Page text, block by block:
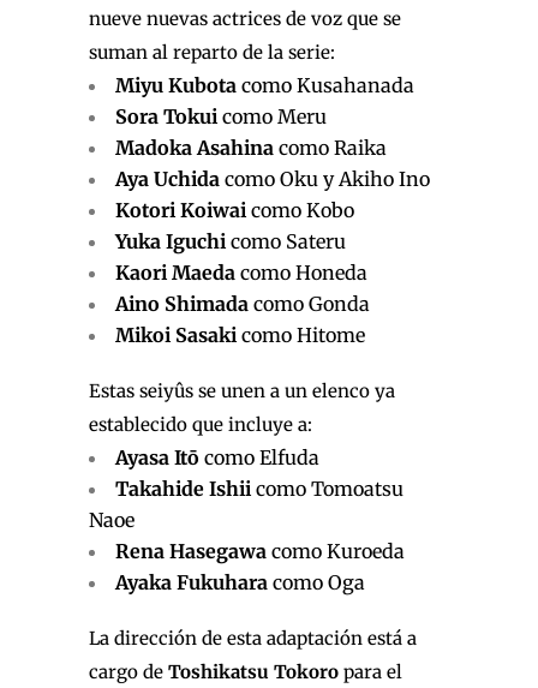
nueve nuevas actrices de voz que se
suman al reparto de la serie:
Miyu Kubota como Kusahanada
Sora Tokui como Meru
Madoka Asahina como Raika
Aya Uchida como Oku y Akiho Ino
Kotori Koiwai como Kobo
Yuka Iguchi como Sateru
Kaori Maeda como Honeda
Aino Shimada como Gonda
Mikoi Sasaki como Hitome
Estas seiyûs se unen a un elenco ya
establecido que incluye a:
Ayasa Itō como Elfuda
Takahide Ishii como Tomoatsu
Naoe
Rena Hasegawa como Kuroeda
Ayaka Fukuhara como Oga
La dirección de esta adaptación está a
cargo de Toshikatsu Tokoro para el